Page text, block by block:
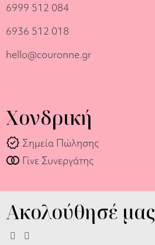
6999 512 084
6936 512 018
hello@couronne.gr
Χονδρική
verified Σημεία Πώλησης
join_full Γίνε Συνεργάτης
Ακολούθησέ μας